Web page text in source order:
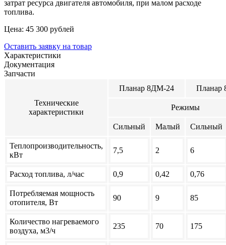
затрат ресурса двигателя автомобиля, при малом расходе
топлива.
Цена: 45 300 рублей
Оставить заявку на товар
Характеристики
Документация
Запчасти
Технические
характеристики
Планар 8ДМ-24 Планар
Режимы
Сильный Малый Сильный
Теплопроизводительность,
кВт
7,5 2 6
Расход топлива, л/час 0,9 0,42 0,76
Потребляемая мощность
отопителя, Вт
90 9 85
Количество нагреваемого
воздуха, м3/ч
235 70 175